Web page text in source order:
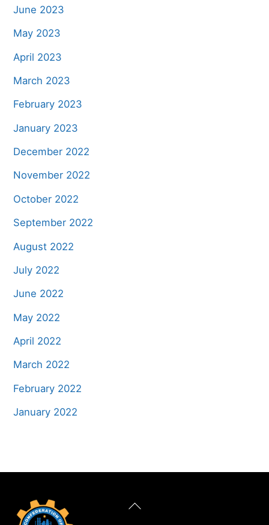
June 2023
May 2023
April 2023
March 2023
February 2023
January 2023
December 2022
November 2022
October 2022
September 2022
August 2022
July 2022
June 2022
May 2022
April 2022
March 2022
February 2022
January 2022
Back